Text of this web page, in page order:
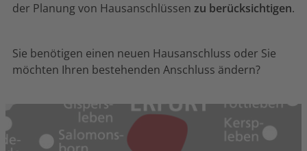
der Planung von Hausanschlüssen zu berücksichtigen.
Sie benötigen einen neuen Hausanschluss oder Sie
möchten Ihren bestehenden Anschluss ändern?